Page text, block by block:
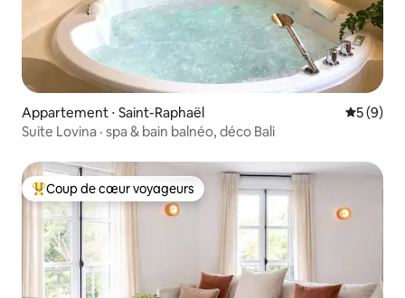
Appartement ⋅ Saint-Raphaël
5 (9)
Suite Lovina · spa & bain balnéo, déco Bali
Coups de cœur voyageurs les plus appréciés
Coup de cœur voyageurs